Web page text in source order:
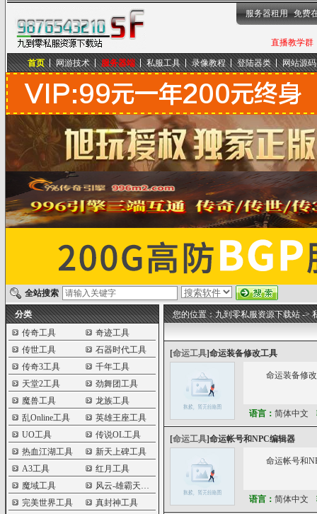
九到零私服资源下载站
直播教学群
服务器租用 免费
首页 网游技术 服务器端 私服工具 录像教程 登陆器类 网站源码
全站搜索
分类
传奇工具
奇迹工具
传世工具
石器时代工具
传奇3工具
千年工具
天堂2工具
劲舞团工具
魔兽工具
龙族工具
乱Online工具
英雄王座工具
UO工具
传说OL工具
热血江湖工具
新天上碑工具
A3工具
红月工具
魔域工具
风云-雄霸天下工具
完美世界工具
真封神工具
您的位置：九到零私服资源下载站->
[命运工具]命运装备修改工具
命运装备修
语言： 简体中文
[命运工具]命运帐号和NPC编辑器
命运帐号和
语言： 简体中文